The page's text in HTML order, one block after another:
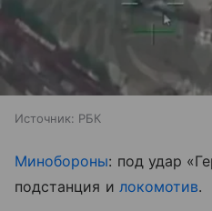
Источник: РБК
Минобороны: под удар
подстанция и локомотив.